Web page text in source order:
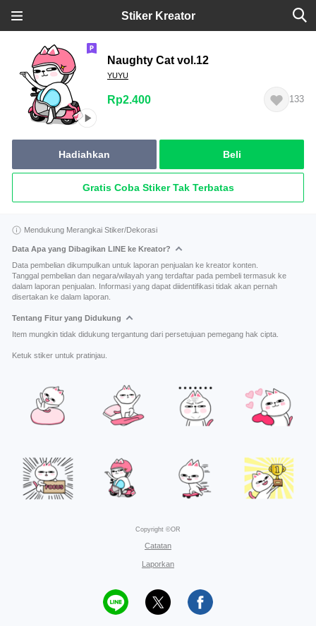
Stiker Kreator
Naughty Cat vol.12
YUYU
Rp2.400 133
Hadiahkan Beli
Gratis Coba Stiker Tak Terbatas
Mendukung Merangkai Stiker/Dekorasi
Data Apa yang Dibagikan LINE ke Kreator?
Data pembelian dikumpulkan untuk laporan penjualan ke kreator konten.
Tanggal pembelian dan negara/wilayah yang terdaftar pada pembeli termasuk ke
dalam laporan penjualan. Informasi yang dapat diidentifikasi tidak akan pernah
disertakan ke dalam laporan.
Tentang Fitur yang Didukung
Item mungkin tidak didukung tergantung dari persetujuan pemegang hak cipta.
Ketuk stiker untuk pratinjau.
Copyright ©OR
Catatan
Laporkan